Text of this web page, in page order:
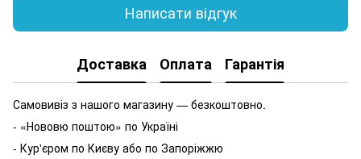
Написати відгук
Доставка Оплата Гарантія
Самовивіз з нашого магазину — безкоштовно.
- «Нововю поштою» по Україні
- Кур'єром по Києву або по Запоріжжю